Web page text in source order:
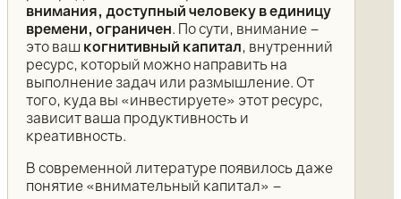
внимания, доступный человеку в единицу
времени, ограничен. По сути, внимание –
это ваш когнитивный капитал, внутренний
ресурс, который можно направить на
выполнение задач или размышление. От
того, куда вы «инвестируете» этот ресурс,
зависит ваша продуктивность и
креативность.
В современной литературе появилось даже
понятие «внимательный капитал» –